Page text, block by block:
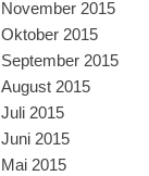
November 2015
Oktober 2015
September 2015
August 2015
Juli 2015
Juni 2015
Mai 2015